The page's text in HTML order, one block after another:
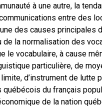
à une autre, la
entre des
des causes principales
la normalisation des
le vocabulaire, à cause
particulière, de
d’instrument de lutte
du français
de la nation